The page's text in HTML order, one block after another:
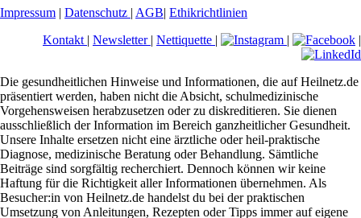
Impressum
Datenschutz AGB Ethikrichtlinien
Kontakt Newsletter Nettiquette
Die gesundheitlichen Hinweise und Informationen, die auf Heilnetz.de
präsentiert werden, haben nicht die Absicht, schulmedizinische
Vorgehensweisen herabzusetzen oder zu diskreditieren. Sie dienen
ausschließlich der Information im Bereich ganzheitlicher Gesundheit.
Unsere Inhalte ersetzen nicht eine ärztliche oder heil-praktische
Diagnose, medizinische Beratung oder Behandlung. Sämtliche
Beiträge sind sorgfältig recherchiert. Dennoch können wir keine
Haftung für die Richtigkeit aller Informationen übernehmen. Als
Besucher:in von Heilnetz.de handelst du bei der praktischen
Umsetzung von Anleitungen, Rezepten oder Tipps immer auf eigene